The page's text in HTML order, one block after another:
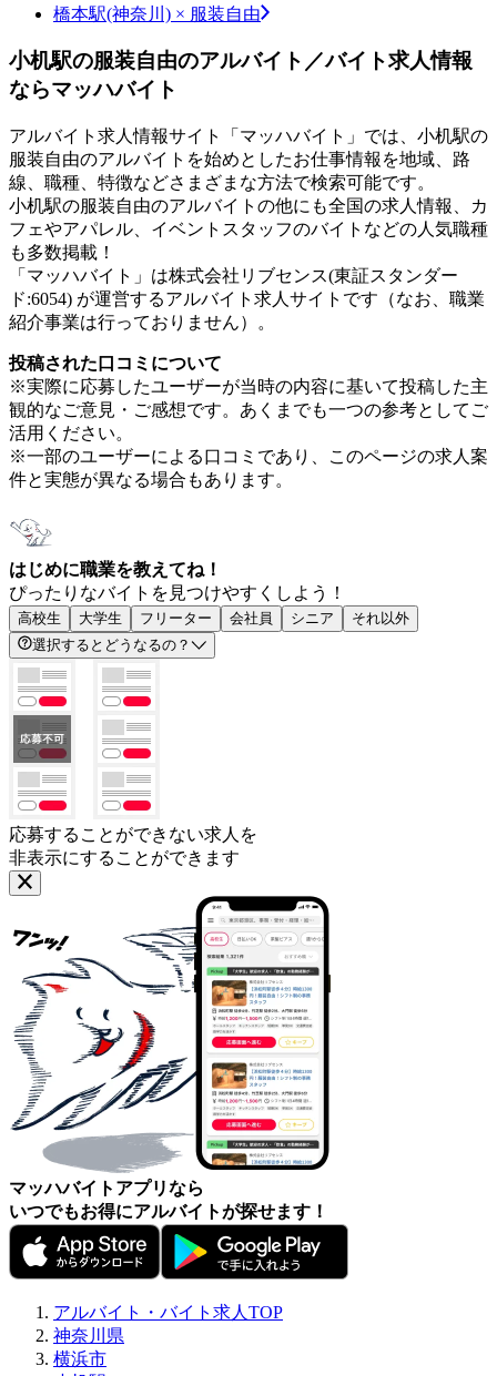
橋本駅(神奈川) × 服装自由
小机駅の服装自由のアルバイト／バイト求人情報
ならマッハバイト
アルバイト求人情報サイト「マッハバイト」では、小机駅の
服装自由のアルバイトを始めとしたお仕事情報を地域、路
線、職種、特徴などさまざまな方法で検索可能です。
小机駅の服装自由のアルバイトの他にも全国の求人情報、カ
フェやアパレル、イベントスタッフのバイトなどの人気職種
も多数掲載！
「マッハバイト」は株式会社リブセンス(東証スタンダー
ド:6054) が運営するアルバイト求人サイトです（なお、職業
紹介事業は行っておりません）。
投稿された口コミについて
※実際に応募したユーザーが当時の内容に基いて投稿した主
観的なご意見・ご感想です。あくまでも一つの参考としてご
活用ください。
※一部のユーザーによる口コミであり、このページの求人案
件と実態が異なる場合もあります。
はじめに職業を教えてね！
ぴったりなバイトを見つけやすくしよう！
高校生 大学生 フリーター 会社員 シニア
それ以外
選択するとどうなるの？
応募することができない求人を
非表示にすることができます
マッハバイトアプリなら
いつでもお得にアルバイトが探せます！
アルバイト・バイト求人TOP
神奈川県
横浜市